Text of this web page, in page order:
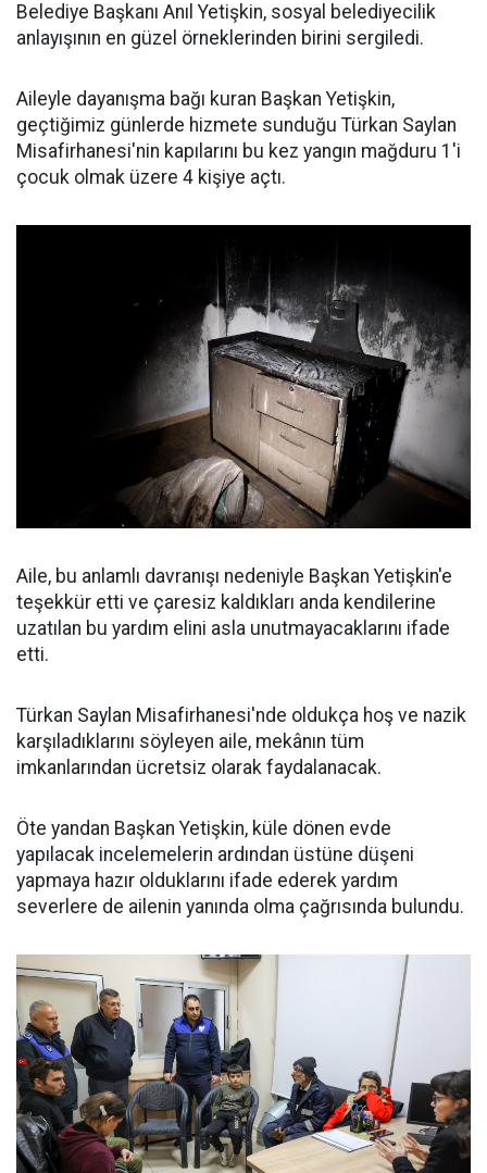
Belediye Başkanı Anıl Yetişkin, sosyal belediyecilik
anlayışının en güzel örneklerinden birini sergiledi.
Aileyle dayanışma bağı kuran Başkan Yetişkin,
geçtiğimiz günlerde hizmete sunduğu Türkan Saylan
Misafirhanesi'nin kapılarını bu kez yangın mağduru 1'i
çocuk olmak üzere 4 kişiye açtı.
Aile, bu anlamlı davranışı nedeniyle Başkan Yetişkin'e
teşekkür etti ve çaresiz kaldıkları anda kendilerine
uzatılan bu yardım elini asla unutmayacaklarını ifade
etti.
Türkan Saylan Misafirhanesi'nde oldukça hoş ve nazik
karşıladıklarını söyleyen aile, mekânın tüm
imkanlarından ücretsiz olarak faydalanacak.
Öte yandan Başkan Yetişkin, küle dönen evde
yapılacak incelemelerin ardından üstüne düşeni
yapmaya hazır olduklarını ifade ederek yardım
severlere de ailenin yanında olma çağrısında bulundu.